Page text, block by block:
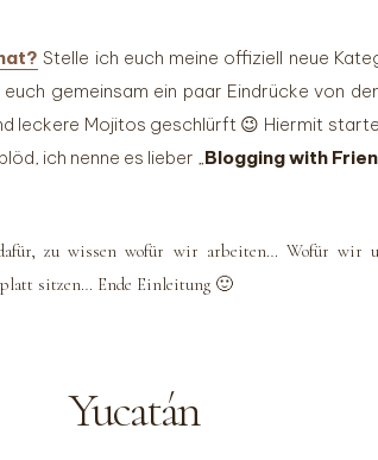
Stelle ich euch meine offiziell neue
gemeinsam ein paar Eindrücke von
leckere Mojitos geschlürft 😉 Hiermit
ich nenne es lieber „Blogging with
zu wissen wofür wir arbeiten… Wofür wir
sitzen… Ende Einleitung 🙂
Yucatán